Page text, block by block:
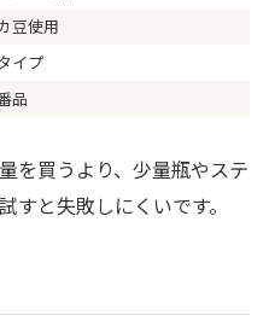
豆使用
イプ
品
を買うより、少量瓶やステ
すと失敗しにくいです。